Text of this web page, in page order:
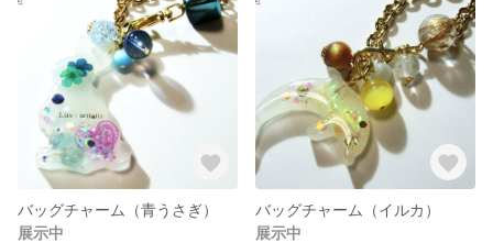
バッグチャーム（青うさぎ）
展示中
バッグチャーム（イルカ）
展示中